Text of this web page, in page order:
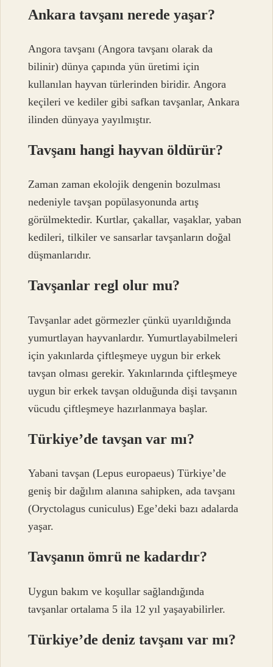
Ankara tavşanı nerede yaşar?
Angora tavşanı (Angora tavşanı olarak da
bilinir) dünya çapında yün üretimi için
kullanılan hayvan türlerinden biridir. Angora
keçileri ve kediler gibi safkan tavşanlar, Ankara
ilinden dünyaya yayılmıştır.
Tavşanı hangi hayvan öldürür?
Zaman zaman ekolojik dengenin bozulması
nedeniyle tavşan popülasyonunda artış
görülmektedir. Kurtlar, çakallar, vaşaklar, yaban
kedileri, tilkiler ve sansarlar tavşanların doğal
düşmanlarıdır.
Tavşanlar regl olur mu?
Tavşanlar adet görmezler çünkü uyarıldığında
yumurtlayan hayvanlardır. Yumurtlayabilmeleri
için yakınlarda çiftleşmeye uygun bir erkek
tavşan olması gerekir. Yakınlarında çiftleşmeye
uygun bir erkek tavşan olduğunda dişi tavşanın
vücudu çiftleşmeye hazırlanmaya başlar.
Türkiye’de tavşan var mı?
Yabani tavşan (Lepus europaeus) Türkiye’de
geniş bir dağılım alanına sahipken, ada tavşanı
(Oryctolagus cuniculus) Ege’deki bazı adalarda
yaşar.
Tavşanın ömrü ne kadardır?
Uygun bakım ve koşullar sağlandığında
tavşanlar ortalama 5 ila 12 yıl yaşayabilirler.
Türkiye’de deniz tavşanı var mı?